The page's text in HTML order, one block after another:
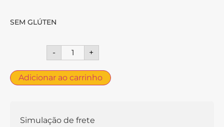
SEM GLÚTEN
- +
Adicionar ao carrinho
Simulação de frete